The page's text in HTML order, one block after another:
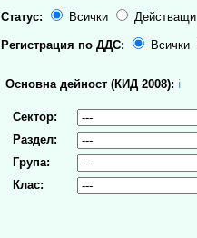
Статус: Всички Действащи
Регистрация по ДДС: Всички
Основна дейност (КИД 2008): ℹ
Сектор:
Раздел:
Група:
Клас: